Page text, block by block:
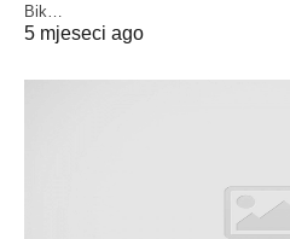
Bik…
5 mjeseci ago